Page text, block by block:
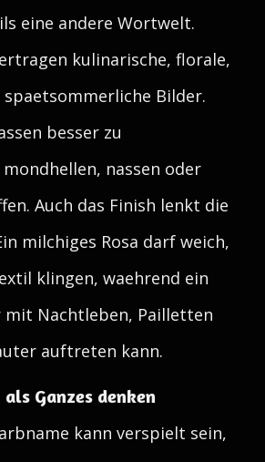
eine andere Wortwelt.
kulinarische, florale,
Bilder.
besser zu
nassen oder
Auch das Finish lenkt die
milchiges Rosa darf weich,
klingen, waehrend ein
Nachtleben, Pailletten
auftreten kann.
Ganzes denken
kann verspielt sein,